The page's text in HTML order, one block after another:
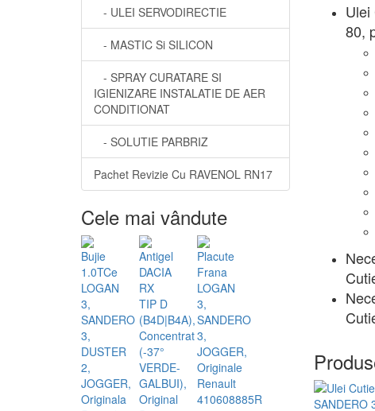
- ULEI SERVODIRECTIE
- MASTIC Si SILICON
- SPRAY CURATARE SI
IGIENIZARE INSTALATIE DE AER
CONDITIONAT
- SOLUTIE PARBRIZ
Pachet Revizie Cu RAVENOL RN17
Cele mai vândute
Ulei
80,